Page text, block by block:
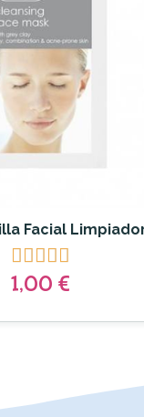

1,00 €